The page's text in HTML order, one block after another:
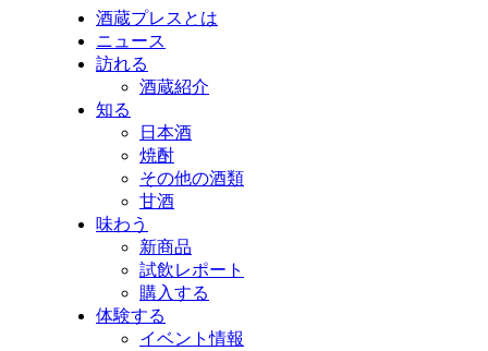
酒蔵プレスとは
ニュース
訪れる
酒蔵紹介
知る
日本酒
焼酎
その他の酒類
甘酒
味わう
新商品
試飲レポート
購入する
体験する
イベント情報